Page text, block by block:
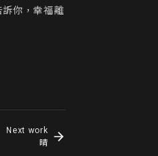
你，幸福離
Next work
晴